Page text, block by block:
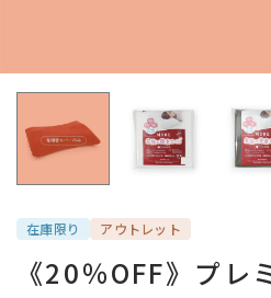
在庫限り アウトレット
《20％OFF》プレ